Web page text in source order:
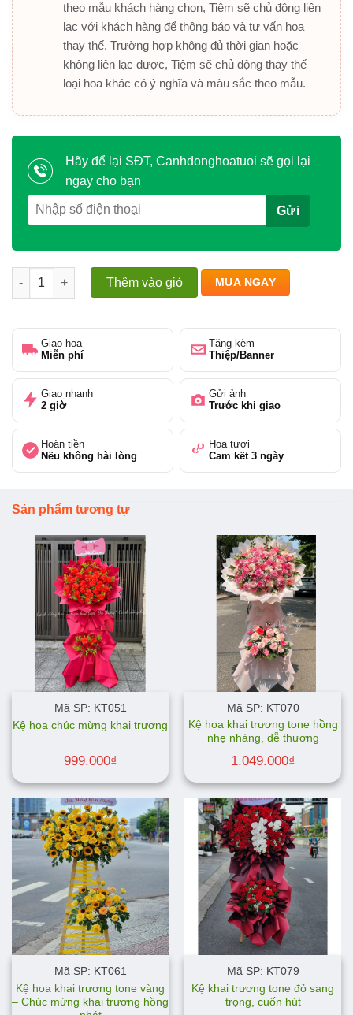
theo mẫu khách hàng chọn, Tiệm sẽ chủ động liên
lạc với khách hàng để thông báo và tư vấn hoa
thay thế. Trường hợp không đủ thời gian hoặc
không liên lạc được, Tiệm sẽ chủ động thay thế
loại hoa khác có ý nghĩa và màu sắc theo mẫu.
Hãy để lại SĐT, Canhdonghoatuoi sẽ gọi lại
ngay cho bạn
Khởi Đầu Mới, Thành Công Vững Bền số lượng
Thêm vào giỏ MUA NGAY
Giao hoa
Miễn phí
Tặng kèm
Thiệp/Banner
Giao nhanh
2 giờ
Gửi ảnh
Trước khi giao
Hoàn tiền
Nếu không hài lòng
Hoa tươi
Cam kết 3 ngày
Sản phẩm tương tự
Mã SP: KT051
Kệ hoa chúc mừng khai trương
999.000₫
Mã SP: KT070
Kệ hoa khai trương tone hồng
nhẹ nhàng, dễ thương
1.049.000₫
Mã SP: KT061
Kệ hoa khai trương tone vàng
– Chúc mừng khai trương hồng
Mã SP: KT079
Kệ khai trương tone đỏ sang
trọng, cuốn hút